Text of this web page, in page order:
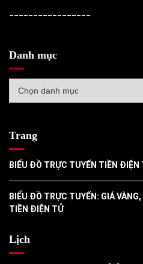
Danh mục
mục
Trang
BIỂU ĐỒ TRỰC TUYẾN TIỀN ĐIỆN
BIỂU ĐỒ TRỰC TUYẾN: GIÁ
TIỀN ĐIỆN TỬ
Lịch